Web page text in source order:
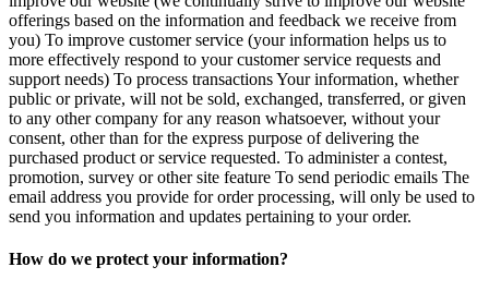
offerings based on the information and feedback we receive from
you) To improve customer service (your information helps us to
more effectively respond to your customer service requests and
support needs) To process transactions Your information, whether
public or private, will not be sold, exchanged, transferred, or given
to any other company for any reason whatsoever, without your
consent, other than for the express purpose of delivering the
purchased product or service requested. To administer a contest,
promotion, survey or other site feature To send periodic emails The
email address you provide for order processing, will only be used to
send you information and updates pertaining to your order.
How do we protect your information?